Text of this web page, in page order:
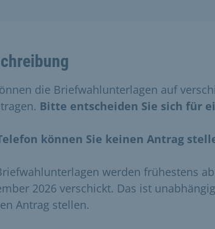
die Briefwahlunterlagen auf
Bitte entscheiden Sie sich für
können Sie keinen Antrag
werden frühestens
2026 verschickt. Das ist
Antrag stellen.